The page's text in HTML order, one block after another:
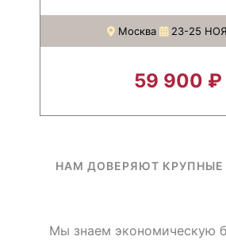
Москва 23-25
59 900 ₽
НАМ ДОВЕРЯЮТ
Мы знаем экономическую